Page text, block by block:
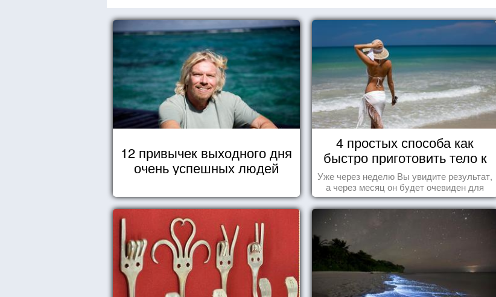
12 привычек выходного дня
очень успешных людей
4 простых способа как
быстро приготовить тело к
морю
Уже через неделю Вы увидите результат,
а через месяц он будет очевиден для
всех!